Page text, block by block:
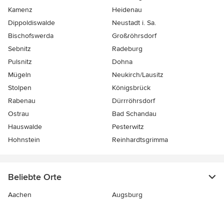
Kamenz
Heidenau
Dippoldiswalde
Neustadt i. Sa.
Bischofswerda
Großröhrsdorf
Sebnitz
Radeburg
Pulsnitz
Dohna
Mügeln
Neukirch/Lausitz
Stolpen
Königsbrück
Rabenau
Dürrröhrsdorf
Ostrau
Bad Schandau
Hauswalde
Pesterwitz
Hohnstein
Reinhardtsgrimma
Beliebte Orte
Aachen
Augsburg